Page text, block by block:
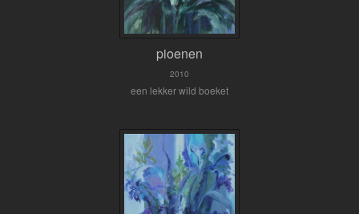
pioenen
2010
een lekker wild boeket